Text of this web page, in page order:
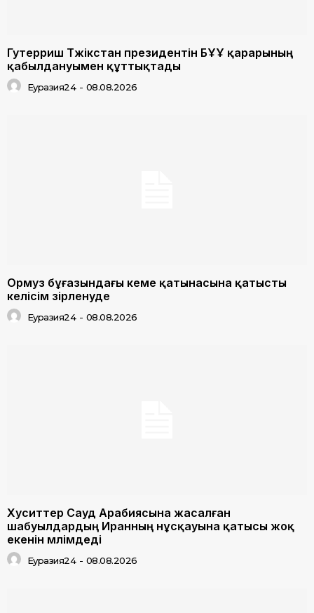
Гутерриш Тәжікстан президентін БҰҰ қарарының
қабылдануымен құттықтады
Еуразия24 - 08.08.2026
Ормуз бұғазындағы кеме қатынасына қатысты
келісім әзірленуде
Еуразия24 - 08.08.2026
Хуситтер Сауд Арабиясына жасалған
шабуылдардың Иранның нұсқауына қатысы жоқ
екенін мәлімдеді
Еуразия24 - 08.08.2026